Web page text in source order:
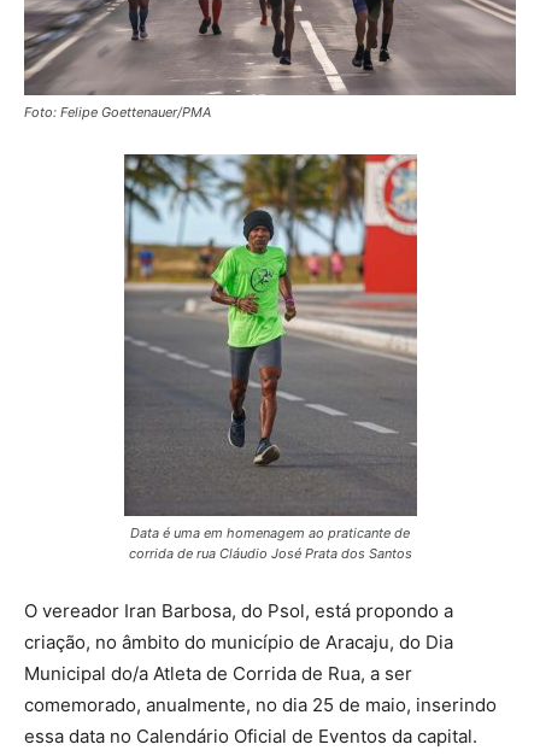
Foto: Felipe Goettenauer/PMA
Data é uma em homenagem ao praticante de
corrida de rua Cláudio José Prata dos Santos
O vereador Iran Barbosa, do Psol, está propondo a
criação, no âmbito do município de Aracaju, do Dia
Municipal do/a Atleta de Corrida de Rua, a ser
comemorado, anualmente, no dia 25 de maio, inserindo
essa data no Calendário Oficial de Eventos da capital.